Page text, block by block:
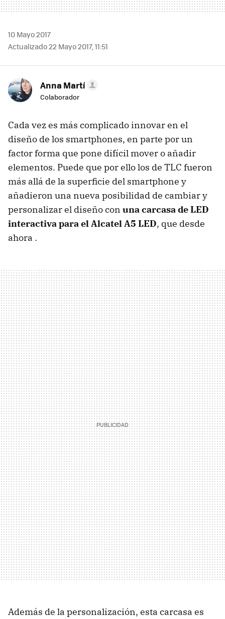
10 Mayo 2017
Actualizado 22 Mayo 2017, 11:51
Anna Martí
Colaborador
Cada vez es más complicado innovar en el
diseño de los smartphones, en parte por un
factor forma que pone difícil mover o añadir
elementos. Puede que por ello los de TLC fueron
más allá de la superficie del smartphone y
añadieron una nueva posibilidad de cambiar y
personalizar el diseño con una carcasa de LED
interactiva para el Alcatel A5 LED, que desde
ahora .
Además de la personalización, esta carcasa es